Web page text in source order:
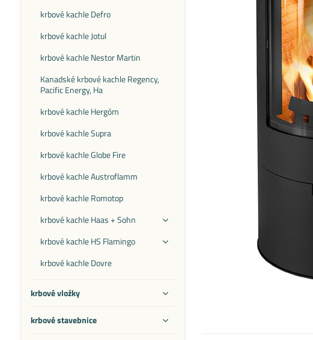
krbové kachle Defro
krbové kachle Jotul
krbové kachle Nestor Martin
Kanadské krbové kachle Regency,
Pacific Energy, Ha
krbové kachle Hergóm
krbové kachle Supra
krbové kachle Globe Fire
krbové kachle Austroflamm
krbové kachle Romotop
krbové kachle Haas + Sohn
krbové kachle HS Flamingo
krbové kachle Dovre
krbové vložky
krbové stavebnice